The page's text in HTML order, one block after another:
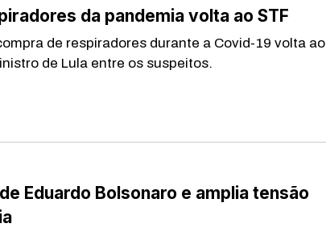
da pandemia volta ao STF
de respiradores durante a Covid-19 volta ao
de Lula entre os suspeitos.
Eduardo Bolsonaro e amplia tensão